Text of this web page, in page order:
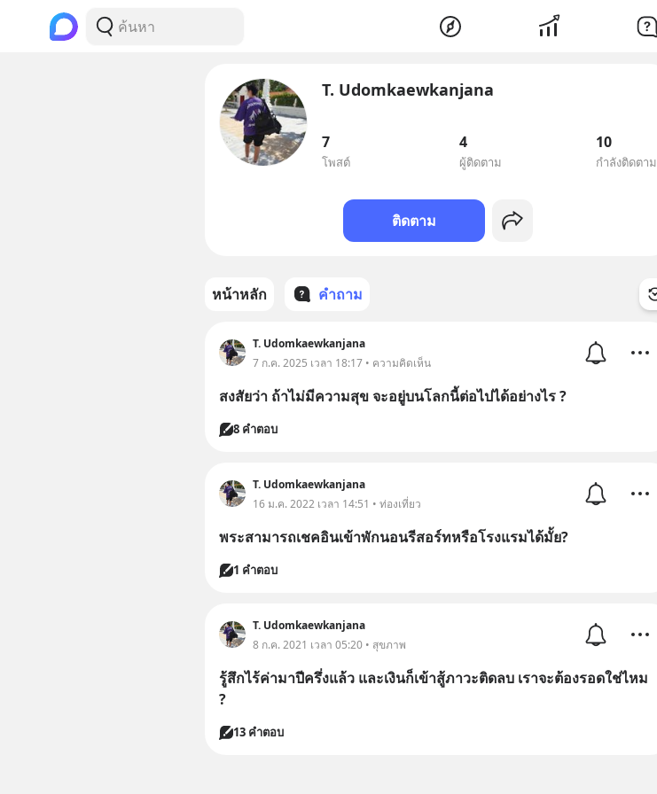
T. Udomkaewkanjana
7
โพสต์
4
ผู้ติดตาม
10
กำลังติดตาม
ติดตาม
หน้าหลัก คำถาม
T. Udomkaewkanjana
7 ก.ค. 2025 เวลา 18:17 • ความคิดเห็น
สงสัยว่า ถ้าไม่มีความสุข จะอยู่บนโลกนี้ต่อไปได้อย่างไร ?
8 คำตอบ
T. Udomkaewkanjana
16 ม.ค. 2022 เวลา 14:51 • ท่องเที่ยว
พระสามารถเชคอินเข้าพักนอนรีสอร์ทหรือโรงแรมได้มั้ย?
1 คำตอบ
T. Udomkaewkanjana
8 ก.ค. 2021 เวลา 05:20 • สุขภาพ
รู้สึกไร้ค่ามาปีครึ่งแล้ว และเงินก็เข้าสู้ภาวะติดลบ เราจะต้องรอดใช่ไหม
?
13 คำตอบ